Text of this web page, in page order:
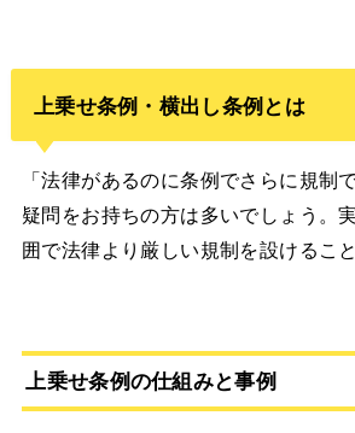
上乗せ条例・横出し条例とは
「法律があるのに条例でさらに規制
疑問をお持ちの方は多いでしょう。
囲で法律より厳しい規制を設けるこ
上乗せ条例の仕組みと事例